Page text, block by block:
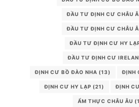
ĐẦU TƯ ĐỊNH CƯ CHÂU
ĐẦU TƯ ĐỊNH CƯ CHÂU
ĐẦU TƯ ĐỊNH CƯ HY
ĐẦU TƯ ĐỊNH CƯ
ĐỊNH CƯ BỒ ĐÀO NHA (13) ĐỊNH
ĐỊNH CƯ HY LẠP (21) ĐỊNH
ẨM THỰC CHÂU ÂU